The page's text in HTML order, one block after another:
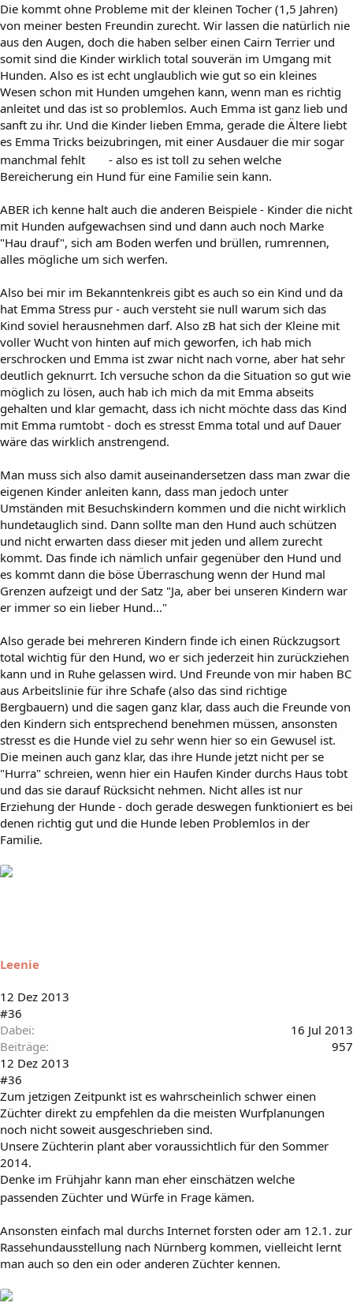
Die kommt ohne Probleme mit der kleinen Tocher (1,5 Jahren)
von meiner besten Freundin zurecht. Wir lassen die natürlich nie
aus den Augen, doch die haben selber einen Cairn Terrier und
somit sind die Kinder wirklich total souverän im Umgang mit
Hunden. Also es ist echt unglaublich wie gut so ein kleines
Wesen schon mit Hunden umgehen kann, wenn man es richtig
anleitet und das ist so problemlos. Auch Emma ist ganz lieb und
sanft zu ihr. Und die Kinder lieben Emma, gerade die Ältere liebt
es Emma Tricks beizubringen, mit einer Ausdauer die mir sogar
manchmal fehlt
- also es ist toll zu sehen welche
Bereicherung ein Hund für eine Familie sein kann.
ABER ich kenne halt auch die anderen Beispiele - Kinder die nicht
mit Hunden aufgewachsen sind und dann auch noch Marke
"Hau drauf", sich am Boden werfen und brüllen, rumrennen,
alles mögliche um sich werfen.
Also bei mir im Bekanntenkreis gibt es auch so ein Kind und da
hat Emma Stress pur - auch versteht sie null warum sich das
Kind soviel herausnehmen darf. Also zB hat sich der Kleine mit
voller Wucht von hinten auf mich geworfen, ich hab mich
erschrocken und Emma ist zwar nicht nach vorne, aber hat sehr
deutlich geknurrt. Ich versuche schon da die Situation so gut wie
möglich zu lösen, auch hab ich mich da mit Emma abseits
gehalten und klar gemacht, dass ich nicht möchte dass das Kind
mit Emma rumtobt - doch es stresst Emma total und auf Dauer
wäre das wirklich anstrengend.
Man muss sich also damit auseinandersetzen dass man zwar die
eigenen Kinder anleiten kann, dass man jedoch unter
Umständen mit Besuchskindern kommen und die nicht wirklich
hundetauglich sind. Dann sollte man den Hund auch schützen
und nicht erwarten dass dieser mit jeden und allem zurecht
kommt. Das finde ich nämlich unfair gegenüber den Hund und
es kommt dann die böse Überraschung wenn der Hund mal
Grenzen aufzeigt und der Satz "Ja, aber bei unseren Kindern war
er immer so ein lieber Hund..."
Also gerade bei mehreren Kindern finde ich einen Rückzugsort
total wichtig für den Hund, wo er sich jederzeit hin zurückziehen
kann und in Ruhe gelassen wird. Und Freunde von mir haben BC
aus Arbeitslinie für ihre Schafe (also das sind richtige
Bergbauern) und die sagen ganz klar, dass auch die Freunde von
den Kindern sich entsprechend benehmen müssen, ansonsten
stresst es die Hunde viel zu sehr wenn hier so ein Gewusel ist.
Die meinen auch ganz klar, das ihre Hunde jetzt nicht per se
"Hurra" schreien, wenn hier ein Haufen Kinder durchs Haus tobt
und das sie darauf Rücksicht nehmen. Nicht alles ist nur
Erziehung der Hunde - doch gerade deswegen funktioniert es bei
denen richtig gut und die Hunde leben Problemlos in der
Familie.
Leenie
12 Dez 2013
#36
Dabei
16 Jul 2013
Beiträge
957
12 Dez 2013
#36
Zum jetzigen Zeitpunkt ist es wahrscheinlich schwer einen
Züchter direkt zu empfehlen da die meisten Wurfplanungen
noch nicht soweit ausgeschrieben sind.
Unsere Züchterin plant aber voraussichtlich für den Sommer
2014.
Denke im Frühjahr kann man eher einschätzen welche
passenden Züchter und Würfe in Frage kämen.
Ansonsten einfach mal durchs Internet forsten oder am 12.1. zur
Rassehundausstellung nach Nürnberg kommen, vielleicht lernt
man auch so den ein oder anderen Züchter kennen.